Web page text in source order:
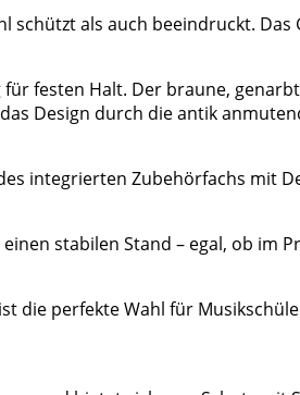
als auch beeindruckt. Das
festen Halt. Der braune,
Design durch die antik
integrierten Zubehörfachs mit
stabilen Stand – egal, ob im
die perfekte Wahl für